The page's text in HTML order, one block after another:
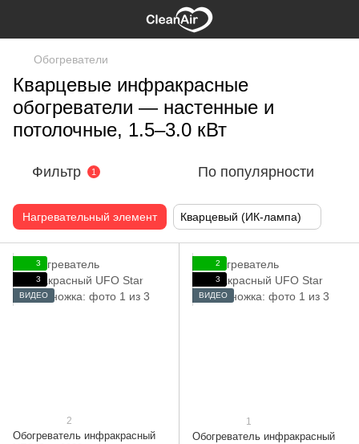
Обогреватели
Кварцевые инфракрасные
обогреватели — настенные и
потолочные, 1.5–3.0 кВт
Фильтр 1 По популярности
Нагревательный элемент Кварцевый (ИК-лампа)
3
3
ВИДЕО
2
Обогреватель инфракрасный
2
3
ВИДЕО
1
Обогреватель инфракрасный